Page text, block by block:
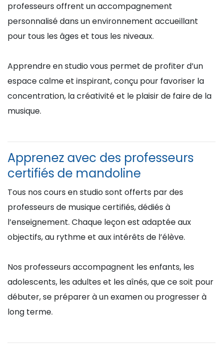
professeurs offrent un accompagnement
personnalisé dans un environnement accueillant
pour tous les âges et tous les niveaux.
Apprendre en studio vous permet de profiter d’un
espace calme et inspirant, conçu pour favoriser la
concentration, la créativité et le plaisir de faire de la
musique.
Apprenez avec des professeurs
certifiés de mandoline
Tous nos cours en studio sont offerts par des
professeurs de musique certifiés, dédiés à
l’enseignement. Chaque leçon est adaptée aux
objectifs, au rythme et aux intérêts de l’élève.
Nos professeurs accompagnent les enfants, les
adolescents, les adultes et les aînés, que ce soit pour
débuter, se préparer à un examen ou progresser à
long terme.